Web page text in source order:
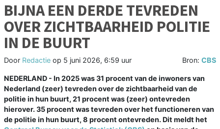
BIJNA EEN DERDE TEVREDEN
OVER ZICHTBAARHEID POLITIE
IN DE BUURT
Door Redactie op 5 juni 2026, 6:59 uur Bron: CBS
NEDERLAND - In 2025 was 31 procent van de inwoners van
Nederland (zeer) tevreden over de zichtbaarheid van de
politie in hun buurt, 21 procent was (zeer) ontevreden
hierover. 35 procent was tevreden over het functioneren van
de politie in hun buurt, 8 procent ontevreden. Dit meldt het